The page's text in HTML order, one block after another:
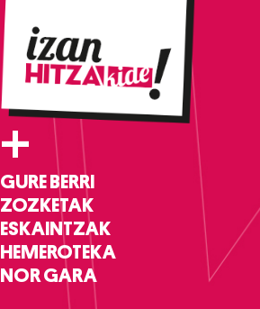
+
GURE BERRI
ZOZKETAK
ESKAINTZAK
HEMEROTEKA
NOR GARA